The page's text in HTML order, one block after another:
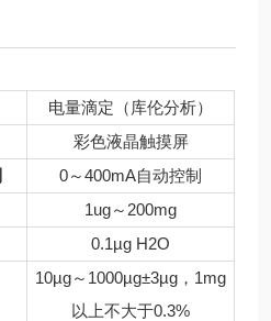
电量滴定（库伦分析）
彩色液晶触摸屏
0～400mA自动控制
1ug～200mg
0.1µg H2O
10µg～1000µg±3µg，1mg
以上不大于0.3%